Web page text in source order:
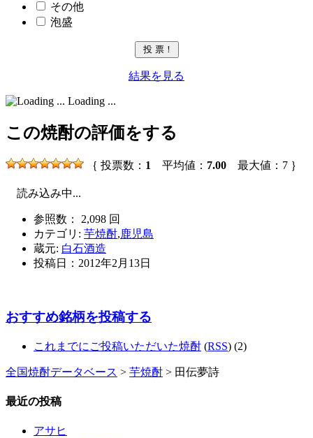
その他
泡盛
結果を見る
Loading ...
この焼酎の評価をする
｛ 投票数： 1 平均値： 7.00 最大値：7 ｝
読み込み中...
参照数： 2,098 回
カテゴリ: 芋焼酎,鹿児島
蔵元: 白石酒造
投稿日： 2012年2月13日
おすすめ銘柄を投稿する
これまでにご投稿いただいた焼酎 (RSS) (2)
全国焼酎データベース > 芋焼酎 > 田伝夢詩
最近の投稿
アサヒ